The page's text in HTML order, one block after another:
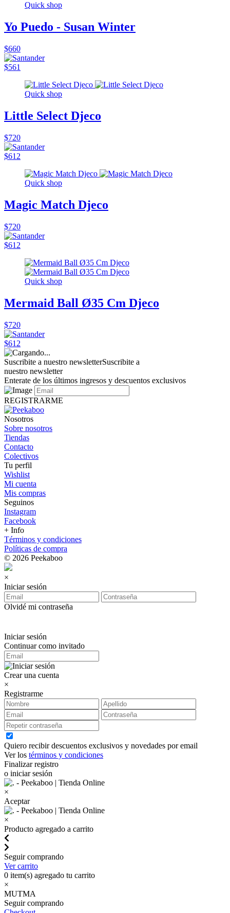
Quick shop
Yo Puedo - Susan Winter
$660
$561
Quick shop
Little Select Djeco
$720
$612
Quick shop
Magic Match Djeco
$720
$612
Quick shop
Mermaid Ball Ø35 Cm Djeco
$720
$612
Suscribite a nuestro newsletterSuscribite a
nuestro newsletter
Enterate de los últimos ingresos y descuentos exclusivos
REGISTRARME
Nosotros
Sobre nosotros
Tiendas
Contacto
Colectivos
Tu perfil
Wishlist
Mi cuenta
Mis compras
Seguinos
Instagram
Facebook
+ Info
Términos y condiciones
Políticas de compra
© 2026 Peekaboo
×
Iniciar sesión
Olvidé mi contraseña
Iniciar sesión
Continuar como invitado
Crear una cuenta
×
Registrarme
Quiero recibir descuentos exclusivos y novedades por email
Ver los términos y condiciones
Finalizar registro
o iniciar sesión
×
Aceptar
×
Producto agregado a carrito
Seguir comprando
Ver carrito
0 item(s) agregado tu carrito
×
MUTMA
Seguir comprando